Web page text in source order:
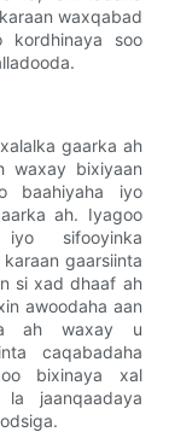
waxqabad
kordhinaya soo
gaarka ah
waxay bixiyaan
baahiyaha iyo
ah. Iyagoo
iyo sifooyinka
gaarsiinta
si xad dhaaf ah
awoodaha aan
ah waxay u
caqabadaha
bixinaya xal
jaanqaadaya